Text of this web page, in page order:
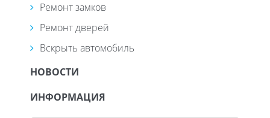
Ремонт замков
Ремонт дверей
Вскрыть автомобиль
НОВОСТИ
ИНФОРМАЦИЯ